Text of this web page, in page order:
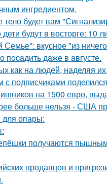
ингредиентом.
будет вам
будут в восторге: 10
вкусное "из
пocaдить дaже в aвгусте.
как на людей, наделяя
с подписчиками
на 1500 евро,
больше нельзя - США
опары:
получаются
продавцов и